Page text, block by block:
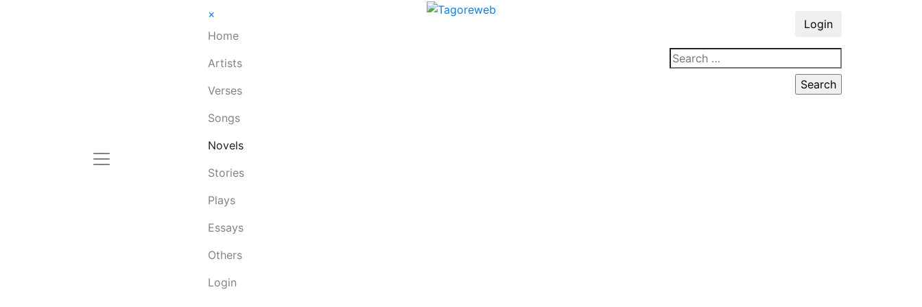
×
Home
Artists
Verses
Songs
Novels
Stories
Plays
Essays
Others
Login
Login